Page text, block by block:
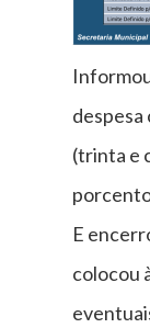
despesa
(trinta e
E
colocou